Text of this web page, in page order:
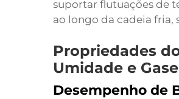
suportar flutuações de
ao longo da cadeia fria,
Propriedades
Umidade e
Desempenho de